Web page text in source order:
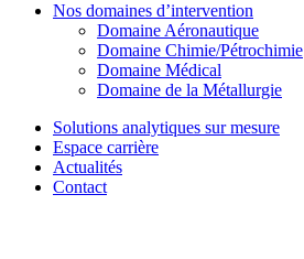
Nos domaines d’intervention
Domaine Aéronautique
Domaine Chimie/Pétrochimie
Domaine Médical
Domaine de la Métallurgie
Solutions analytiques sur mesure
Espace carrière
Actualités
Contact